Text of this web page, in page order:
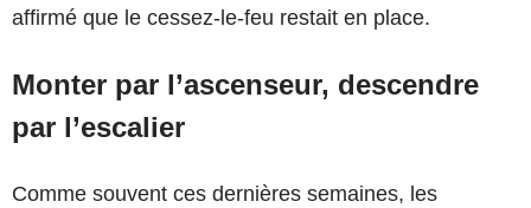
affirmé que le cessez-le-feu restait en place.
Monter par l’ascenseur, descendre
par l’escalier
Comme souvent ces dernières semaines, les